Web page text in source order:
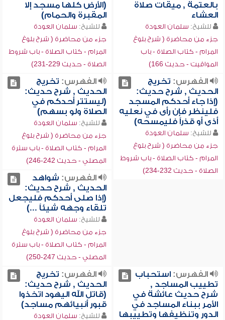
بالعتمة , ميقات صلاة
العشاء
للشيخ: سلمان العودة
جزء من محاضرة ( شرح بلوغ
المرام - كتاب الصلاة - باب
المواقيت - حديث 166)
(الأرض كلها مسجد إلا
المقبرة والحمام)
للشيخ: سلمان العودة
جزء من محاضرة ( شرح بلوغ
المرام - كتاب الصلاة - باب شروط
الصلاة - حديث 229-231)
الفهرس: تخريج
الحديث , شرح حديث:
(إذا جاء أحدكم المسجد
فلينظر فإن رأى في نعليه
أذى أو قذراً فليمسحه)
للشيخ: سلمان العودة
جزء من محاضرة ( شرح بلوغ
المرام - كتاب الصلاة - باب شروط
الصلاة - حديث 232-234)
الفهرس: تخريج
الحديث , شرح حديث:
(ليستتر أحدكم في
الصلاة ولو بسهم)
للشيخ: سلمان العودة
جزء من محاضرة ( شرح بلوغ
المرام - كتاب الصلاة - باب سترة
المصلي - حديث 242-246)
الفهرس: شواهد
الحديث , شرح حديث:
(إذا صلى أحدكم فليجعل
تلقاء وجهه شيئاً ...)
للشيخ: سلمان العودة
جزء من محاضرة ( شرح بلوغ
المرام - كتاب الصلاة - باب سترة
المصلي - حديث 247-250)
الفهرس:استحباب
تطييب المساجد ,
شرح حديث عائشة في
الأمر ببناء المساجد في
الدور وتنظيفها وتطييبها
الفهرس: تخريج
الحديث , شرح حديث:
(قاتل الله اليهود اتخذوا
قبور أنبيائهم مساجد)
للشيخ: سلمان العودة